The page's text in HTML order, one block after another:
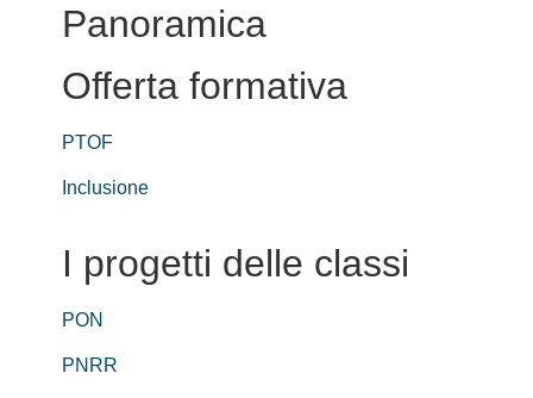
Panoramica
Offerta formativa
PTOF
Inclusione
I progetti delle classi
PON
PNRR